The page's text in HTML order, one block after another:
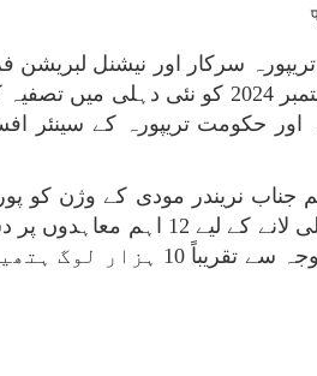
سرکار اور نیشنل لبریشن
ایل ایف ٹی) اور آل تریپورہ ٹائیگر فورس(اے ٹی ٹی ایف) کے نمائندوں کے درمیان
اور حکومت تریپورہ کے سینئر
نریندر مودی کے وژن کو
محنت کر رہی ہے۔ وزیر اعظم کی قیادت میں حکومت نے شمال
میں سے 3 کا تعلق ریاست تریپورہ سے ہے۔ مودی حکومت کے